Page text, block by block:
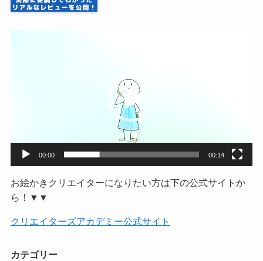
00:00 00:14
お絵かきクリエイターになりたい方は下の公式サイトか
ら！▼▼
クリエイターズアカデミー公式サイト
カテゴリー